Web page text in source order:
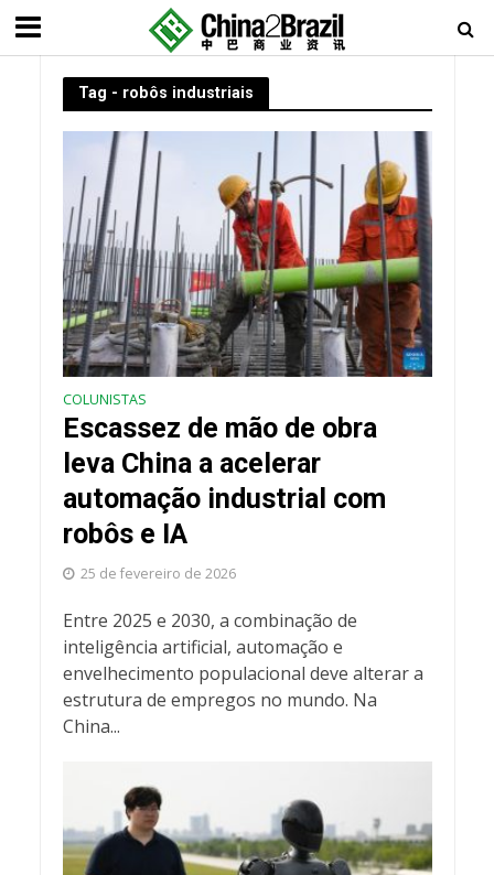
Tag - robôs industriais
COLUNISTAS
Escassez de mão de obra
leva China a acelerar
automação industrial com
robôs e IA
25 de fevereiro de 2026
Entre 2025 e 2030, a combinação de
inteligência artificial, automação e
envelhecimento populacional deve alterar a
estrutura de empregos no mundo. Na
China...